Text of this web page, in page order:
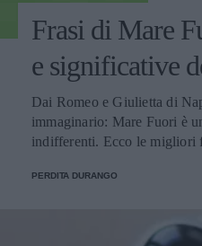
Frasi di Mare
e significative
Dai Romeo e Giulietta di
immaginario: Mare Fuori è
indifferenti. Ecco le migliori
PERDITA DURANGO